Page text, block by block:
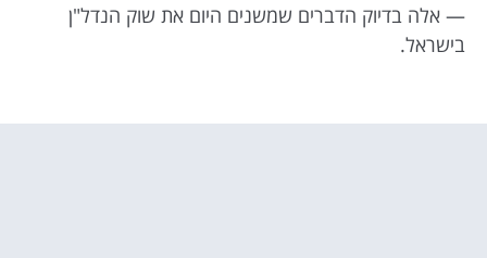
— אלה בדיוק הדברים שמשנים היום את שוק הנדל"ן
בישראל.